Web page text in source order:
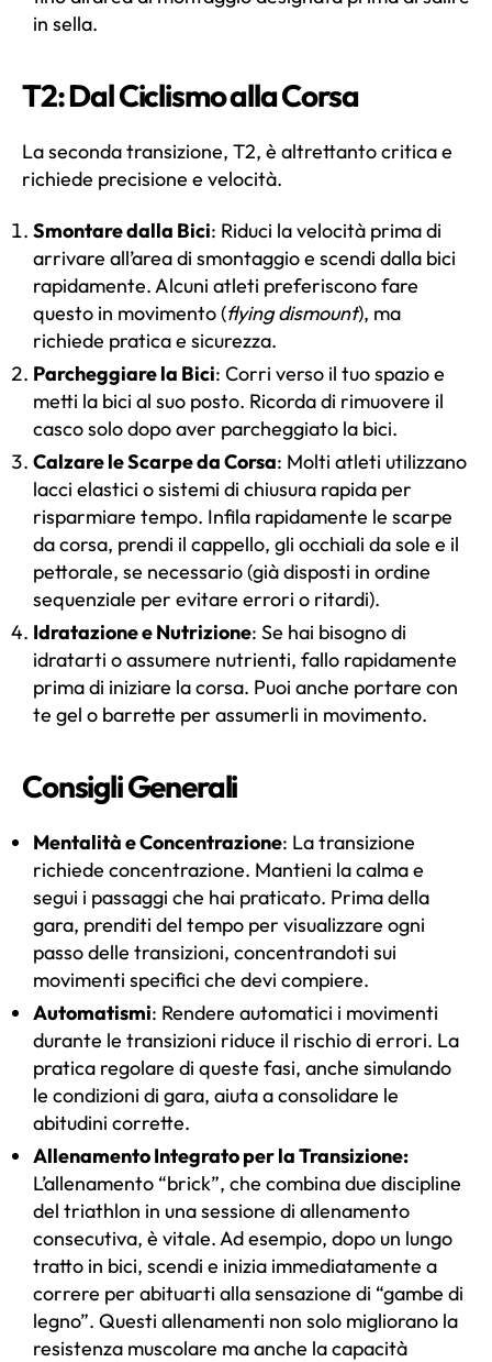
in sella.
T2: Dal Ciclismo alla Corsa
La seconda transizione, T2, è altrettanto critica e
richiede precisione e velocità.
Smontare dalla Bici: Riduci la velocità prima di
arrivare all’area di smontaggio e scendi dalla bici
rapidamente. Alcuni atleti preferiscono fare
questo in movimento (flying dismount), ma
richiede pratica e sicurezza.
Parcheggiare la Bici: Corri verso il tuo spazio e
metti la bici al suo posto. Ricorda di rimuovere il
casco solo dopo aver parcheggiato la bici.
Calzare le Scarpe da Corsa: Molti atleti utilizzano
lacci elastici o sistemi di chiusura rapida per
risparmiare tempo. Infila rapidamente le scarpe
da corsa, prendi il cappello, gli occhiali da sole e il
pettorale, se necessario (già disposti in ordine
sequenziale per evitare errori o ritardi).
Idratazione e Nutrizione: Se hai bisogno di
idratarti o assumere nutrienti, fallo rapidamente
prima di iniziare la corsa. Puoi anche portare con
te gel o barrette per assumerli in movimento.
Consigli Generali
Mentalità e Concentrazione: La transizione
richiede concentrazione. Mantieni la calma e
segui i passaggi che hai praticato. Prima della
gara, prenditi del tempo per visualizzare ogni
passo delle transizioni, concentrandoti sui
movimenti specifici che devi compiere.
Automatismi: Rendere automatici i movimenti
durante le transizioni riduce il rischio di errori. La
pratica regolare di queste fasi, anche simulando
le condizioni di gara, aiuta a consolidare le
abitudini corrette.
Allenamento Integrato per la Transizione:
L’allenamento “brick”, che combina due discipline
del triathlon in una sessione di allenamento
consecutiva, è vitale. Ad esempio, dopo un lungo
tratto in bici, scendi e inizia immediatamente a
correre per abituarti alla sensazione di “gambe di
legno”. Questi allenamenti non solo migliorano la
resistenza muscolare ma anche la capacità